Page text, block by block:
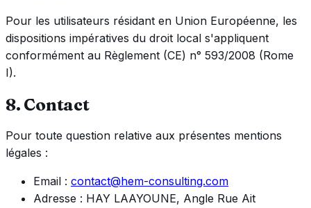
Pour les utilisateurs résidant en Union Européenne, les
dispositions impératives du droit local s'appliquent
conformément au Règlement (CE) n° 593/2008 (Rome
I).
8. Contact
Pour toute question relative aux présentes mentions
légales :
Email : contact@hem-consulting.com
Adresse : HAY LAAYOUNE, Angle Rue Ait